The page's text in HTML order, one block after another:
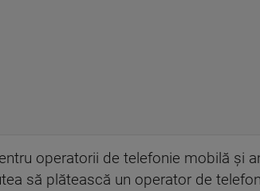
operatorii de telefonie mobilă şi
să plătească un operator de